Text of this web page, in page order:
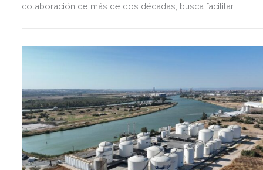
colaboración de más de dos décadas, busca facilitar
Unicaja a empresas, pymes y autónomos, uno de los